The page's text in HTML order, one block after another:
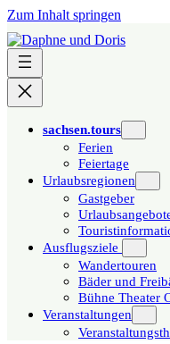
Zum Inhalt springen
sachsen.tours
Ferien
Feiertage
Urlaubsregionen
Gastgeber
Ausflugsziele
Wandertouren
Bäder und
Bühne Theater
Veranstaltungen